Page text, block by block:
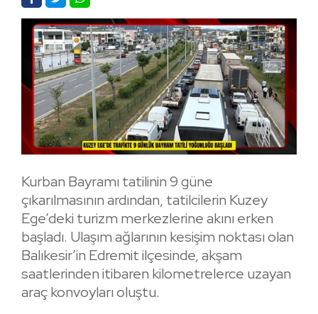
Kurban Bayramı tatilinin 9 güne
çıkarılmasının ardından, tatilcilerin Kuzey
Ege’deki turizm merkezlerine akını erken
başladı. Ulaşım ağlarının kesişim noktası olan
Balıkesir’in Edremit ilçesinde, akşam
saatlerinden itibaren kilometrelerce uzayan
araç konvoyları oluştu.